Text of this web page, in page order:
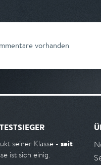
vorhanden
seiner Klasse - seit
ist sich einig.